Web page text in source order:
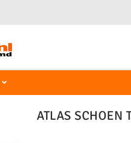
Hoog & Laag
ATLAS SCHOEN